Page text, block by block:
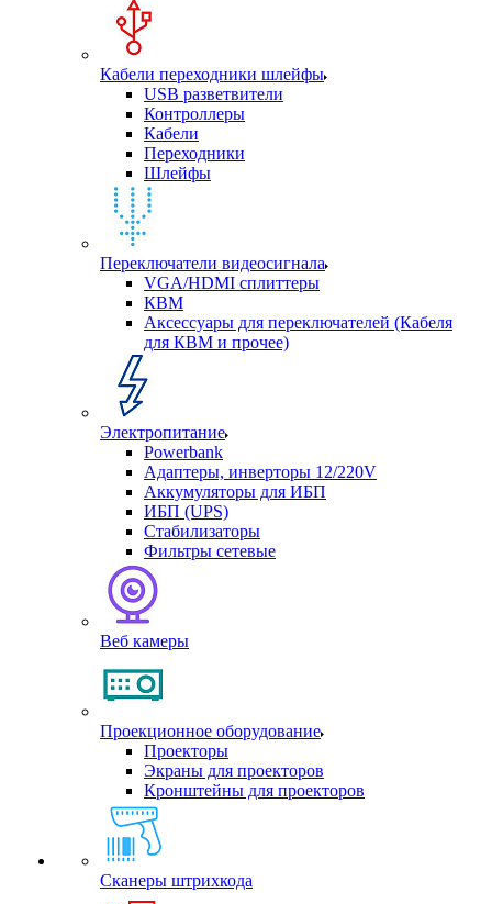
Кабели переходники шлейфы
USB разветвители
Контроллеры
Кабели
Переходники
Шлейфы
Переключатели видеосигнала
VGA/HDMI сплиттеры
КВМ
Аксессуары для переключателей (Кабеля
для КВМ и прочее)
Электропитание
Powerbank
Адаптеры, инверторы 12/220V
Аккумуляторы для ИБП
ИБП (UPS)
Стабилизаторы
Фильтры сетевые
Веб камеры
Проекционное оборудование
Проекторы
Экраны для проекторов
Кронштейны для проекторов
Сканеры штрихкода